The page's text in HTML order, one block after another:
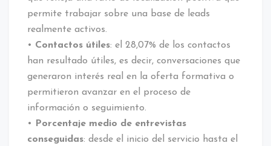
permite trabajar sobre una base de leads
realmente activos.
• Contactos útiles: el 28,07% de los contactos
han resultado útiles, es decir, conversaciones que
generaron interés real en la oferta formativa o
permitieron avanzar en el proceso de
información o seguimiento.
•
Porcentaje medio de entrevistas
conseguidas: desde el inicio del servicio hasta el